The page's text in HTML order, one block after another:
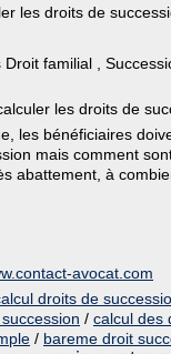
les droits de
Droit familial ,
les droits de
les bénéficiaires
mais comment
abattement, à
avocat.com
droits de
/ calcul des
/ bareme droit